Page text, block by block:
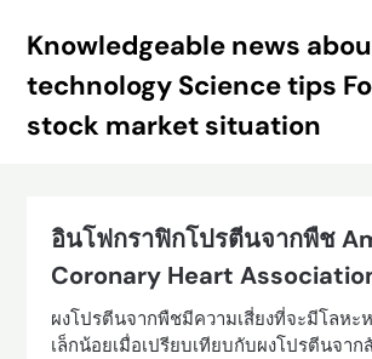
Knowledgeable news
technology Science tips
stock market situation
อินโฟกราฟิกโปรตีนจากพืช
Coronary Heart
ผงโปรตีนจากพืชมีความเสี่ยงที่จะมีโลห
เล็กน้อยเมื่อเปรียบเทียบกับผงโปรตีนจาก